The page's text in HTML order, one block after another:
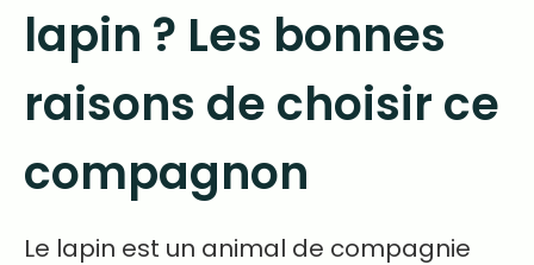
lapin ? Les bonnes
raisons de choisir ce
compagnon
Le lapin est un animal de compagnie